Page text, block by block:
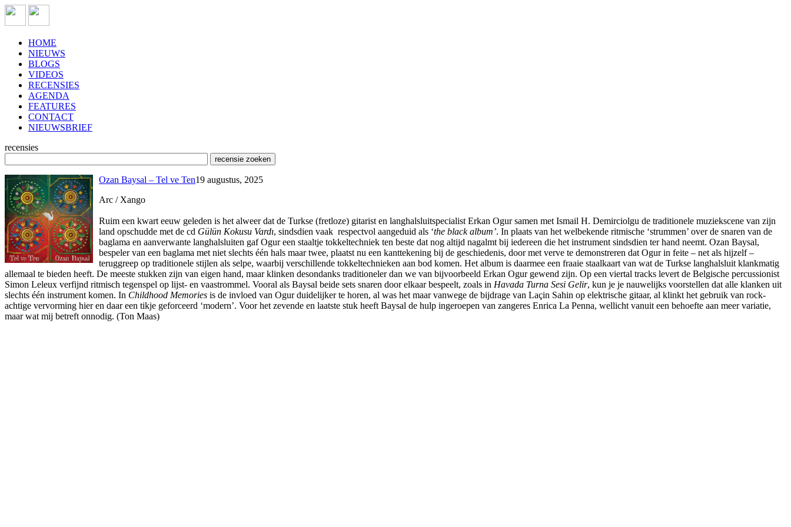
HOME
NIEUWS
BLOGS
VIDEOS
RECENSIES
AGENDA
FEATURES
CONTACT
NIEUWSBRIEF
recensies
Ozan Baysal – Tel ve Ten19 augustus, 2025
Arc / Xango
Ruim een kwart eeuw geleden is het alweer dat de Turkse (fretloze) gitarist en langhalsluitspecialist Erkan Ogur samen met Ismail H. Demirciolgu de traditionele muziekscene van zijn
land opschudde met de cd Gülün Kokusu Vardı, sindsdien vaak respectvol aangeduid als ‘the black album’. In plaats van het welbekende ritmische ‘strummen’ over de snaren van de
baglama en aanverwante langhalsluiten gaf Ogur een staaltje tokkeltechniek ten beste dat nog altijd nagalmt bij iedereen die het instrument sindsdien ter hand neemt. Ozan Baysal,
bespeler van een baglama met niet slechts één hals maar twee, plaatst nu een kanttekening bij de geschiedenis, door met verve te demonstreren dat Ogur in feite – net als hijzelf –
teruggreep op traditionele stijlen als selpe, waarbij verschillende tokkeltechnieken aan bod komen. Het album is daarmee een fraaie staalkaart van wat de Turkse langhalsluit klankmatig
allemaal te bieden heeft. De meeste stukken zijn van eigen hand, maar klinken desondanks traditioneler dan we van bijvoorbeeld Erkan Ogur gewend zijn. Op een viertal tracks levert de Belgische percussionist
Simon Leleux verfijnd ritmisch tegenspel op lijst- en vaastrommel. Vooral als Baysal beide sets snaren door elkaar bespeelt, zoals in Havada Turna Sesi Gelir, kun je je nauwelijks voorstellen dat alle klanken uit
slechts één instrument komen. In Childhood Memories is de invloed van Ogur duidelijker te horen, al was het maar vanwege de bijdrage van Laçin Sahin op elektrische gitaar, al klinkt het gebruik van rock-
achtige vervorming hier en daar een tikje geforceerd ‘modern’. Voor het zevende en laatste stuk heeft Baysal de hulp ingeroepen van zangeres Enrica La Penna, wellicht vanuit een behoefte aan meer variatie,
maar wat mij betreft onnodig. (Ton Maas)